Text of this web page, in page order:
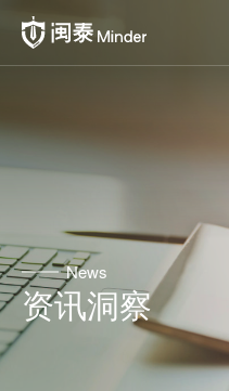
News
资讯洞察